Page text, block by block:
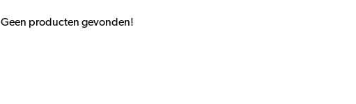
Geen producten gevonden!